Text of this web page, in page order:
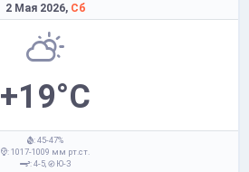
2 Мая 2026, Сб
+19°C
: 45-47%
: 1017-1009 мм рт.ст.
: 4-5,
Ю-З